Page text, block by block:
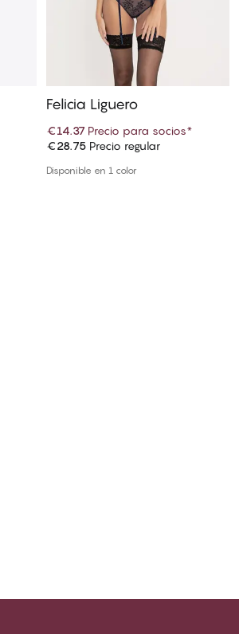
Añadir a la cesta
Felicia Liguero
€14.37 Precio para socios*
€28.75Precio regular
Disponible en 1 color